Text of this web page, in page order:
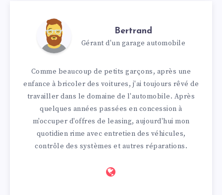
Bertrand
Gérant d'un garage automobile
Comme beaucoup de petits garçons, après une
enfance à bricoler des voitures, j'ai toujours rêvé de
travailler dans le domaine de l'automobile. Après
quelques années passées en concession à
m'occuper d'offres de leasing, aujourd'hui mon
quotidien rime avec entretien des véhicules,
contrôle des systèmes et autres réparations.